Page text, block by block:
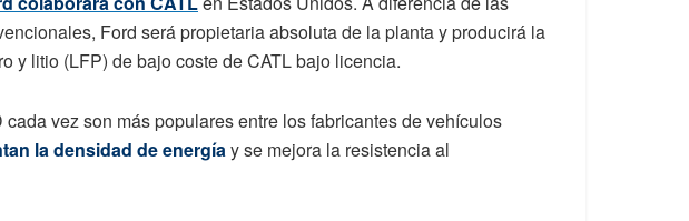
Ford será propietaria absoluta de la planta y producirá la
y litio (LFP) de bajo coste de CATL bajo licencia.
vez son más populares entre los fabricantes de vehículos
la densidad de energíay se mejora la resistencia al